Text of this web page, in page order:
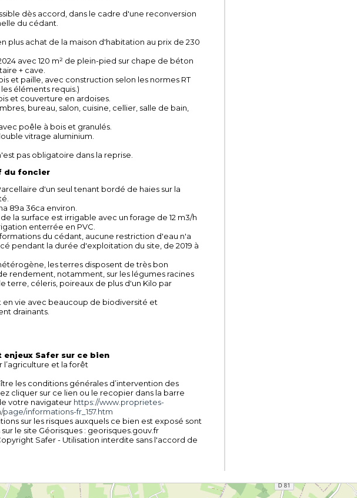
dès accord, dans le cadre d'une reconversion
du cédant.
plus achat de la maison d'habitation au prix de 230
avec 120 m² de plein-pied sur chape de béton
+ cave.
et paille, avec construction selon les normes RT
les éléments requis.)
et couverture en ardoises.
bureau, salon, cuisine, cellier, salle de bain,
poêle à bois et granulés.
vitrage aluminium.
pas obligatoire dans la reprise.
du foncier
d'un seul tenant bordé de haies sur la
89a 36ca environ.
la surface est irrigable avec un forage de 12 m3/h
enterrée en PVC.
du cédant, aucune restriction d'eau n'a
pendant la durée d'exploitation du site, de 2019 à
les terres disposent de très bon
rendement, notamment, sur les légumes racines
terre, céleris, poireaux de plus d'un Kilo par
en vie avec beaucoup de biodiversité et
drainants.
enjeux Safer sur ce bien
l’agriculture et la forêt
les conditions générales d’intervention des
cliquer sur ce lien ou le recopier dans la barre
votre navigateur https://www.proprietes-
page/informations-fr_157.htm
sur les risques auxquels ce bien est exposé sont
le site Géorisques : georisques.gouv.fr
Safer - Utilisation interdite sans l'accord de